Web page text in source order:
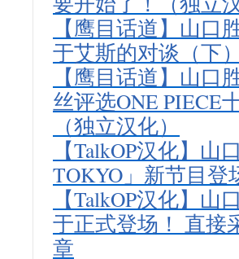
【鹰目话道】山
于艾斯的对谈（下
【鹰目话道】山
丝评选ONE
（独立汉化）
【TalkOP汉化】山
TOKYO」新节目登
【TalkOP汉化】
于正式登场！ 直接
章